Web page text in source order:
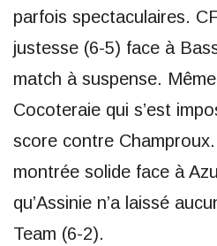
parfois spectaculaires.
justesse (6-5) face à
match à suspense.
Cocoteraie qui s’est
score contre
montrée solide face à
qu’Assinie n’a laissé
Team (6-2).